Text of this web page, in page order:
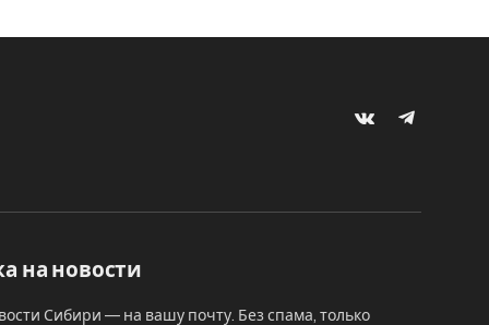
VKontakteTelegram
на новости
Сибири — на вашу почту. Без спама, только